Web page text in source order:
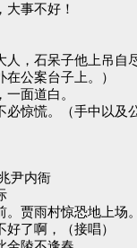
事不好！
人，石呆子他上吊自
公案台子上。）
一面道白。
必惊慌。（手中以及
尹内衙
。贾雨村惊恐地上场
了啊，（接唱）